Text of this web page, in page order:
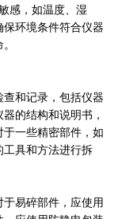
感，如温度、湿
环境条件符合仪器
和记录，包括仪器
的结构和说明书，
一些精密部件，如
工具和方法进行拆
易碎部件，应使用